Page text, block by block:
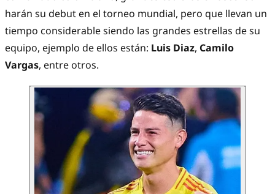
harán su debut en el torneo mundial, pero que llevan un
tiempo considerable siendo las grandes estrellas de su
equipo, ejemplo de ellos están: Luis Diaz, Camilo
Vargas, entre otros.